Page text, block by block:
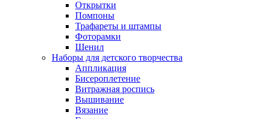
Открытки
Помпоны
Трафареты и штампы
Фоторамки
Шенил
Наборы для детского творчества
Аппликация
Бисероплетение
Витражная роспись
Вышивание
Вязание